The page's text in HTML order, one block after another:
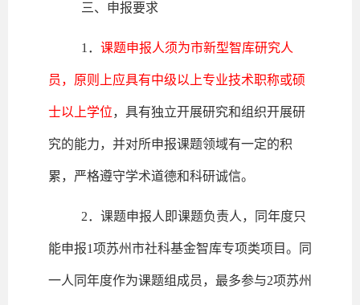
三、申报要求
1． 课题申报人须为市新型智库研究人
员，原则上应具有中级以上专业技术职称或硕
士以上学位，具有独立开展研究和组织开展研
究的能力，并对所申报课题领域有一定的积
累，严格遵守学术道德和科研诚信。
2．课题申报人即课题负责人，同年度只
能申报1项苏州市社科基金智库专项类项目。同
一人同年度作为课题组成员，最多参与2项苏州